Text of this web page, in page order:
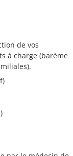
de vos
à charge (barème